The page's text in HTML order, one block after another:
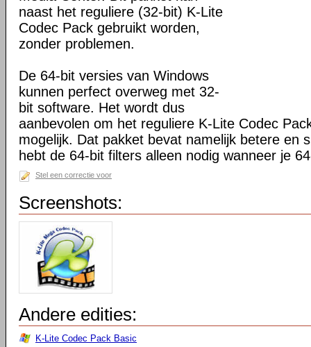
naast het reguliere (32-bit) K-Lite
Codec Pack gebruikt worden,
zonder problemen.
De 64-bit versies van Windows
kunnen perfect overweg met 32-
bit software. Het wordt dus
aanbevolen om het reguliere K-Lite Codec
mogelijk. Dat pakket bevat namelijk betere en
hebt de 64-bit filters alleen nodig wanneer je
Stel een correctie voor
Screenshots:
Andere edities:
K-Lite Codec Pack Basic